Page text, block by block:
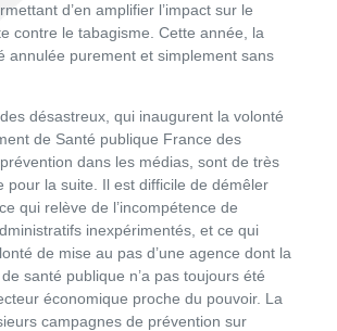
d’en amplifier l’impact sur le
contre le tabagisme. Cette année, la
annulée purement et simplement sans
désastreux, qui inaugurent la volonté
de Santé publique France des
dans les médias, sont de très
pour la suite. Il est difficile de démêler
qui relève de l’incompétence de
inexpérimentés, et ce qui
de mise au pas d’une agence dont la
santé publique n’a pas toujours été
économique proche du pouvoir. La
campagnes de prévention sur